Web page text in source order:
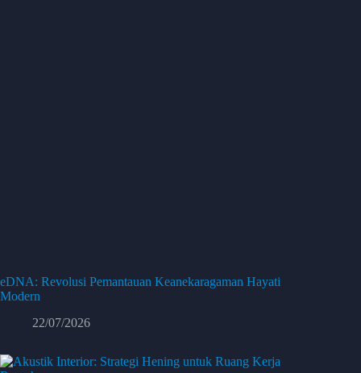
eDNA: Revolusi Pemantauan Keanekaragaman Hayati
Modern
22/07/2026